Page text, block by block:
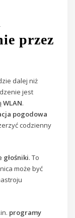
przez
dalej niż
jest
WLAN.
pogodowa
codzienny
. To
może być
programy